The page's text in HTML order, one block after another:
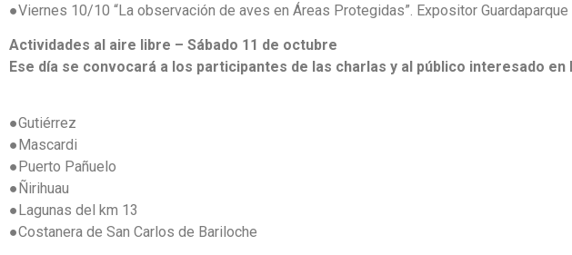
●Viernes 10/10 “La observación de aves en Áreas Protegidas”. Expositor Guardaparque
Actividades al aire libre – Sábado 11 de octubre
Ese día se convocará a los participantes de las charlas y al público interesado
●Gutiérrez
●Mascardi
●Puerto Pañuelo
●Ñirihuau
●Lagunas del km 13
●Costanera de San Carlos de Bariloche